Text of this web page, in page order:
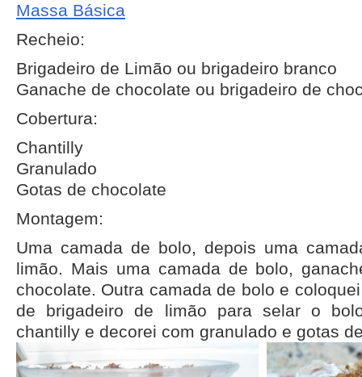
Massa Básica
Recheio:
Brigadeiro de Limão ou brigadeiro branco
Ganache de chocolate ou brigadeiro de
Cobertura:
Chantilly
Granulado
Gotas de chocolate
Montagem:
Uma camada de bolo, depois uma
limão. Mais uma camada de bolo,
chocolate. Outra camada de bolo e
de brigadeiro de limão para selar o
chantilly e decorei com granulado e gotas